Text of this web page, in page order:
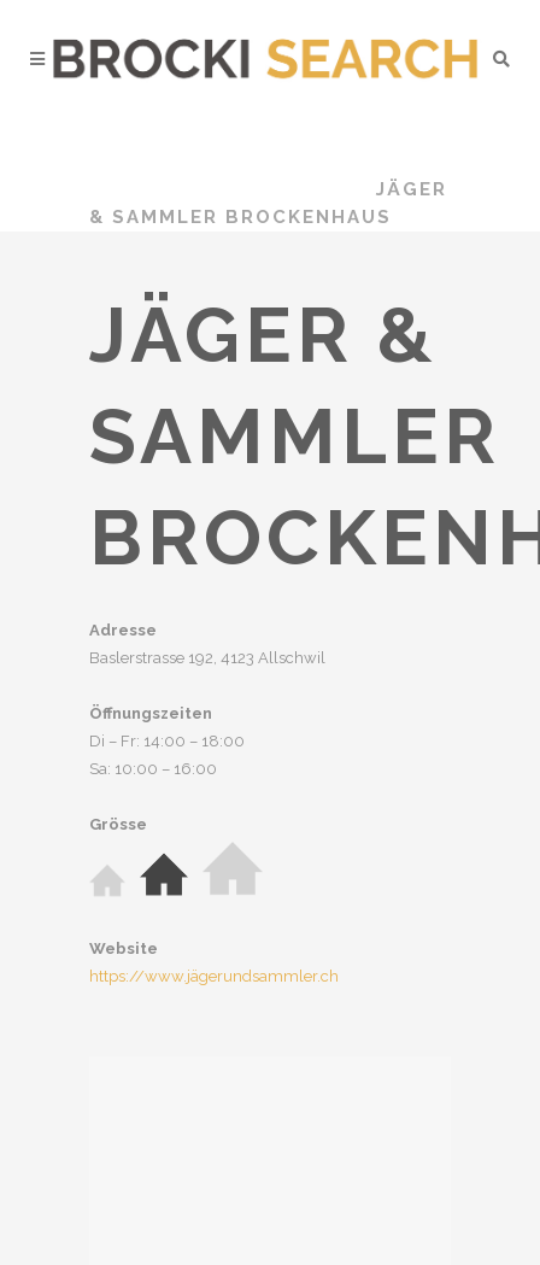
JÄGER
& SAMMLER BROCKENHAUS
JÄGER &
SAMMLER
Adresse
Baslerstrasse 192, 4123 Allschwil
Öffnungszeiten
Di – Fr: 14:00 – 18:00
Sa: 10:00 – 16:00
Grösse
Website
https://www.jägerundsammler.ch